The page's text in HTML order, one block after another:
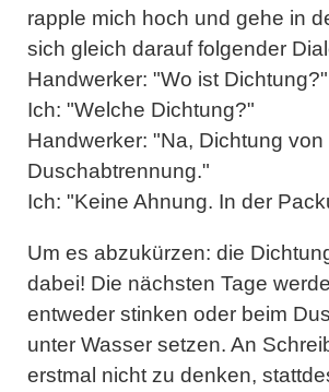
rapple mich hoch und gehe in
sich gleich darauf folgender
Handwerker: "Wo ist Dichtung?"
Ich: "Welche Dichtung?"
Handwerker: "Na, Dichtung von
Duschabtrennung."
Ich: "Keine Ahnung. In der
Um es abzukürzen: die
dabei! Die nächsten Tage
entweder stinken oder beim
unter Wasser setzen. An
erstmal nicht zu denken,